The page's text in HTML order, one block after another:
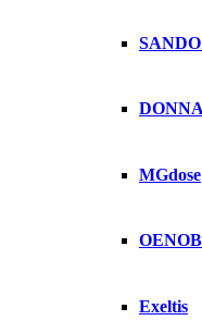
MGdose
Exeltis